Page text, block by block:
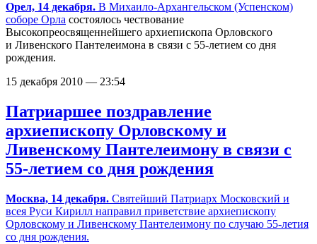
Орел, 14 декабря. В Михаило-Архангельском (Успенском)
соборе Орла состоялось чествование
Высокопреосвященнейшего архиепископа Орловского
и Ливенского Пантелеимона в связи с 55-летием со дня
рождения.
15 декабря 2010 — 23:54
Патриаршее поздравление
архиепископу Орловскому и
Ливенскому Пантелеимону в связи с
55-летием со дня рождения
Москва, 14 декабря. Святейший Патриарх Московский и
всея Руси Кирилл направил приветствие архиепископу
Орловскому и Ливенскому Пантелеимону по случаю 55-летия
со дня рождения.